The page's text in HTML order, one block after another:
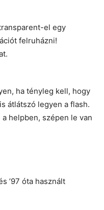
el egy
felruházni!
ha tényleg kell, hogy
átlátszó legyen a flash.
helpben, szépen le van
’97 óta használt